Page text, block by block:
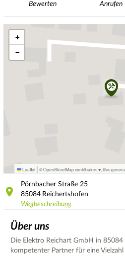
Bewerten Anrufen
+
−
Leaflet | © OpenStreetMap contributors ♥, tiles
Pörnbacher Straße 25
85084 Reichertshofen
Wegbeschreibung
Über uns
Die Elektro Reichart GmbH in
kompetenter Partner für eine